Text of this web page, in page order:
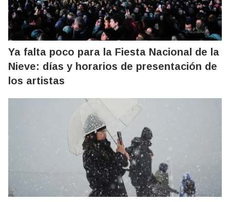
Ya falta poco para la Fiesta Nacional de la
Nieve: días y horarios de presentación de
los artistas